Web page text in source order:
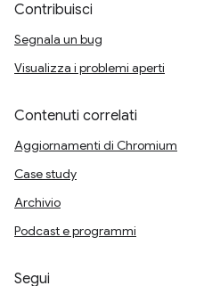
Contribuisci
Segnala un bug
Visualizza i problemi aperti
Contenuti correlati
Aggiornamenti di Chromium
Case study
Archivio
Podcast e programmi
Segui